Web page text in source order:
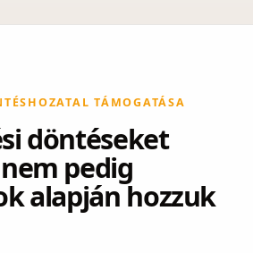
TÁMOGATÁSA
döntéseket
pedig
alapján hozzuk